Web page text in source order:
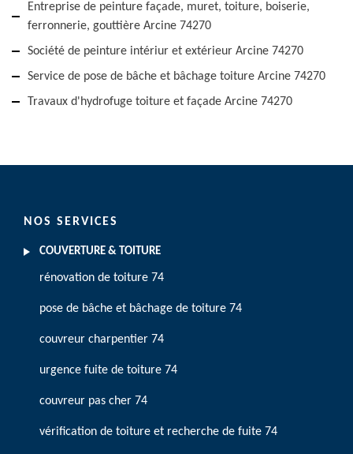
Entreprise de peinture façade, muret, toiture, boiserie,
ferronnerie, gouttière Arcine 74270
Société de peinture intériur et extérieur Arcine 74270
Service de pose de bâche et bâchage toiture Arcine 74270
Travaux d'hydrofuge toiture et façade Arcine 74270
NOS SERVICES
COUVERTURE & TOITURE
rénovation de toiture 74
pose de bâche et bâchage de toiture 74
couvreur charpentier 74
urgence fuite de toiture 74
couvreur pas cher 74
vérification de toiture et recherche de fuite 74